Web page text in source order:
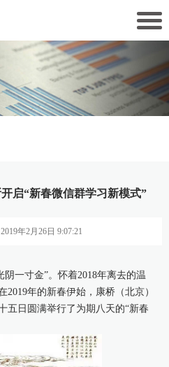
于康桥
文化
党建
领域
责任
治研究院
启“新春微信群学习新模式”
年2月26日 9:07:21
寸金”。怀着2018年离去的温
2019年的新春伊始，康桥（北京）
五日圆满举行了为期八天的“新春